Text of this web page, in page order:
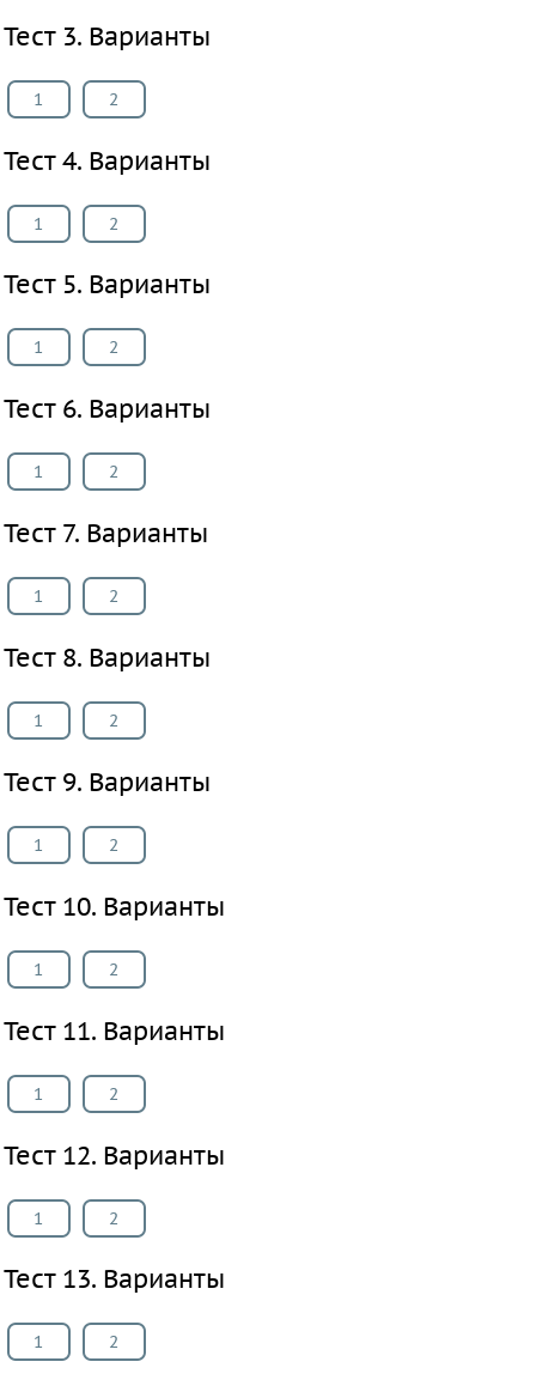
язык
Белорусский
язык
язык
язык
Биология
История
ОБЖ
География
Природоведение
Музыка
Литература
Человек
мир
Естествознание
Испанский
язык
Искусство
язык
Кубановедение
Казахский
Физкультура
культуры
ВИДЕОРЕШЕНИЯ
Тест 3. Варианты
1 2
Тест 4. Варианты
1 2
Тест 5. Варианты
1 2
Тест 6. Варианты
1 2
Тест 7. Варианты
1 2
Тест 8. Варианты
1 2
Тест 9. Варианты
1 2
Тест 10. Варианты
1 2
Тест 11. Варианты
1 2
Тест 12. Варианты
1 2
Тест 13. Варианты
1 2